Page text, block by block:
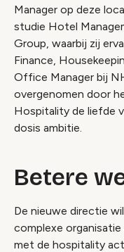
Manager op deze
studie Hotel
Group, waarbij zij
Finance,
Office Manager bij
overgenomen door
Hospitality de liefde
dosis ambitie.
Betere
De nieuwe directie
complexe
met de hospitality